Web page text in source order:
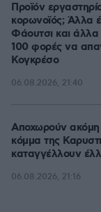
Προϊόν
κορωνοϊός; Άλλα
Φάουτσι και άλλα
100 φορές να
Κογκρέσο
06.08.2026, 21:40
Αποχωρούν
κόμμα της
καταγγέλλουν
06.08.2026, 21:16